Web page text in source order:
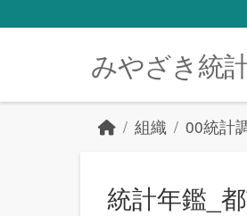
みやざき統
組織 00統計
統計年鑑_